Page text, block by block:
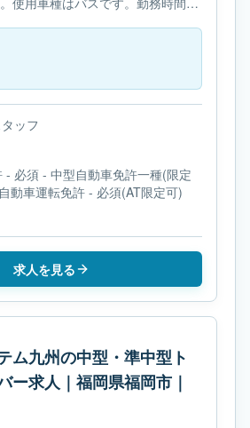
です。必要免許は- 中型自動車免許
ッフ
- 必須 - 中型自動車免許一種(限定
動車運転免許 - 必須(AT限定可)
求人を見る
ム九州の中型・準中型ト
ー求人｜福岡県福岡市｜